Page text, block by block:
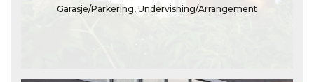
Garasje/Parkering, Undervisning/Arrangement